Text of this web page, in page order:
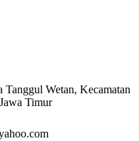
Wetan, Kecamatan
Timur